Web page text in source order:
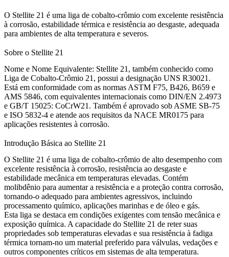
O Stellite 21 é uma liga de cobalto-crômio com excelente resistência
à corrosão, estabilidade térmica e resistência ao desgaste, adequada
para ambientes de alta temperatura e severos.
Sobre o Stellite 21
Nome e Nome Equivalente: Stellite 21, também conhecido como
Liga de Cobalto-Crômio 21 , possui a designação UNS R30021 .
Está em conformidade com as normas ASTM F75, B426, B659 e
AMS 5846, com equivalentes internacionais como DIN/EN 2.4973
e GB/T 15025: CoCrW21 . Também é aprovado sob ASME SB-75
e ISO 5832-4 e atende aos requisitos da NACE MR0175 para
aplicações resistentes à corrosão.
Introdução Básica ao Stellite 21
O Stellite 21 é uma liga de cobalto-crômio de alto desempenho com
excelente resistência à corrosão, resistência ao desgaste e
estabilidade mecânica em temperaturas elevadas. Contém
molibdênio para aumentar a resistência e a proteção contra corrosão,
tornando-o adequado para ambientes agressivos, incluindo
processamento químico, aplicações marinhas e de óleo e gás.
Esta liga se destaca em condições exigentes com tensão mecânica e
exposição química. A capacidade do Stellite 21 de reter suas
propriedades sob temperaturas elevadas e sua resistência à fadiga
térmica tornam-no um material preferido para válvulas, vedações e
outros componentes críticos em sistemas de alta temperatura.